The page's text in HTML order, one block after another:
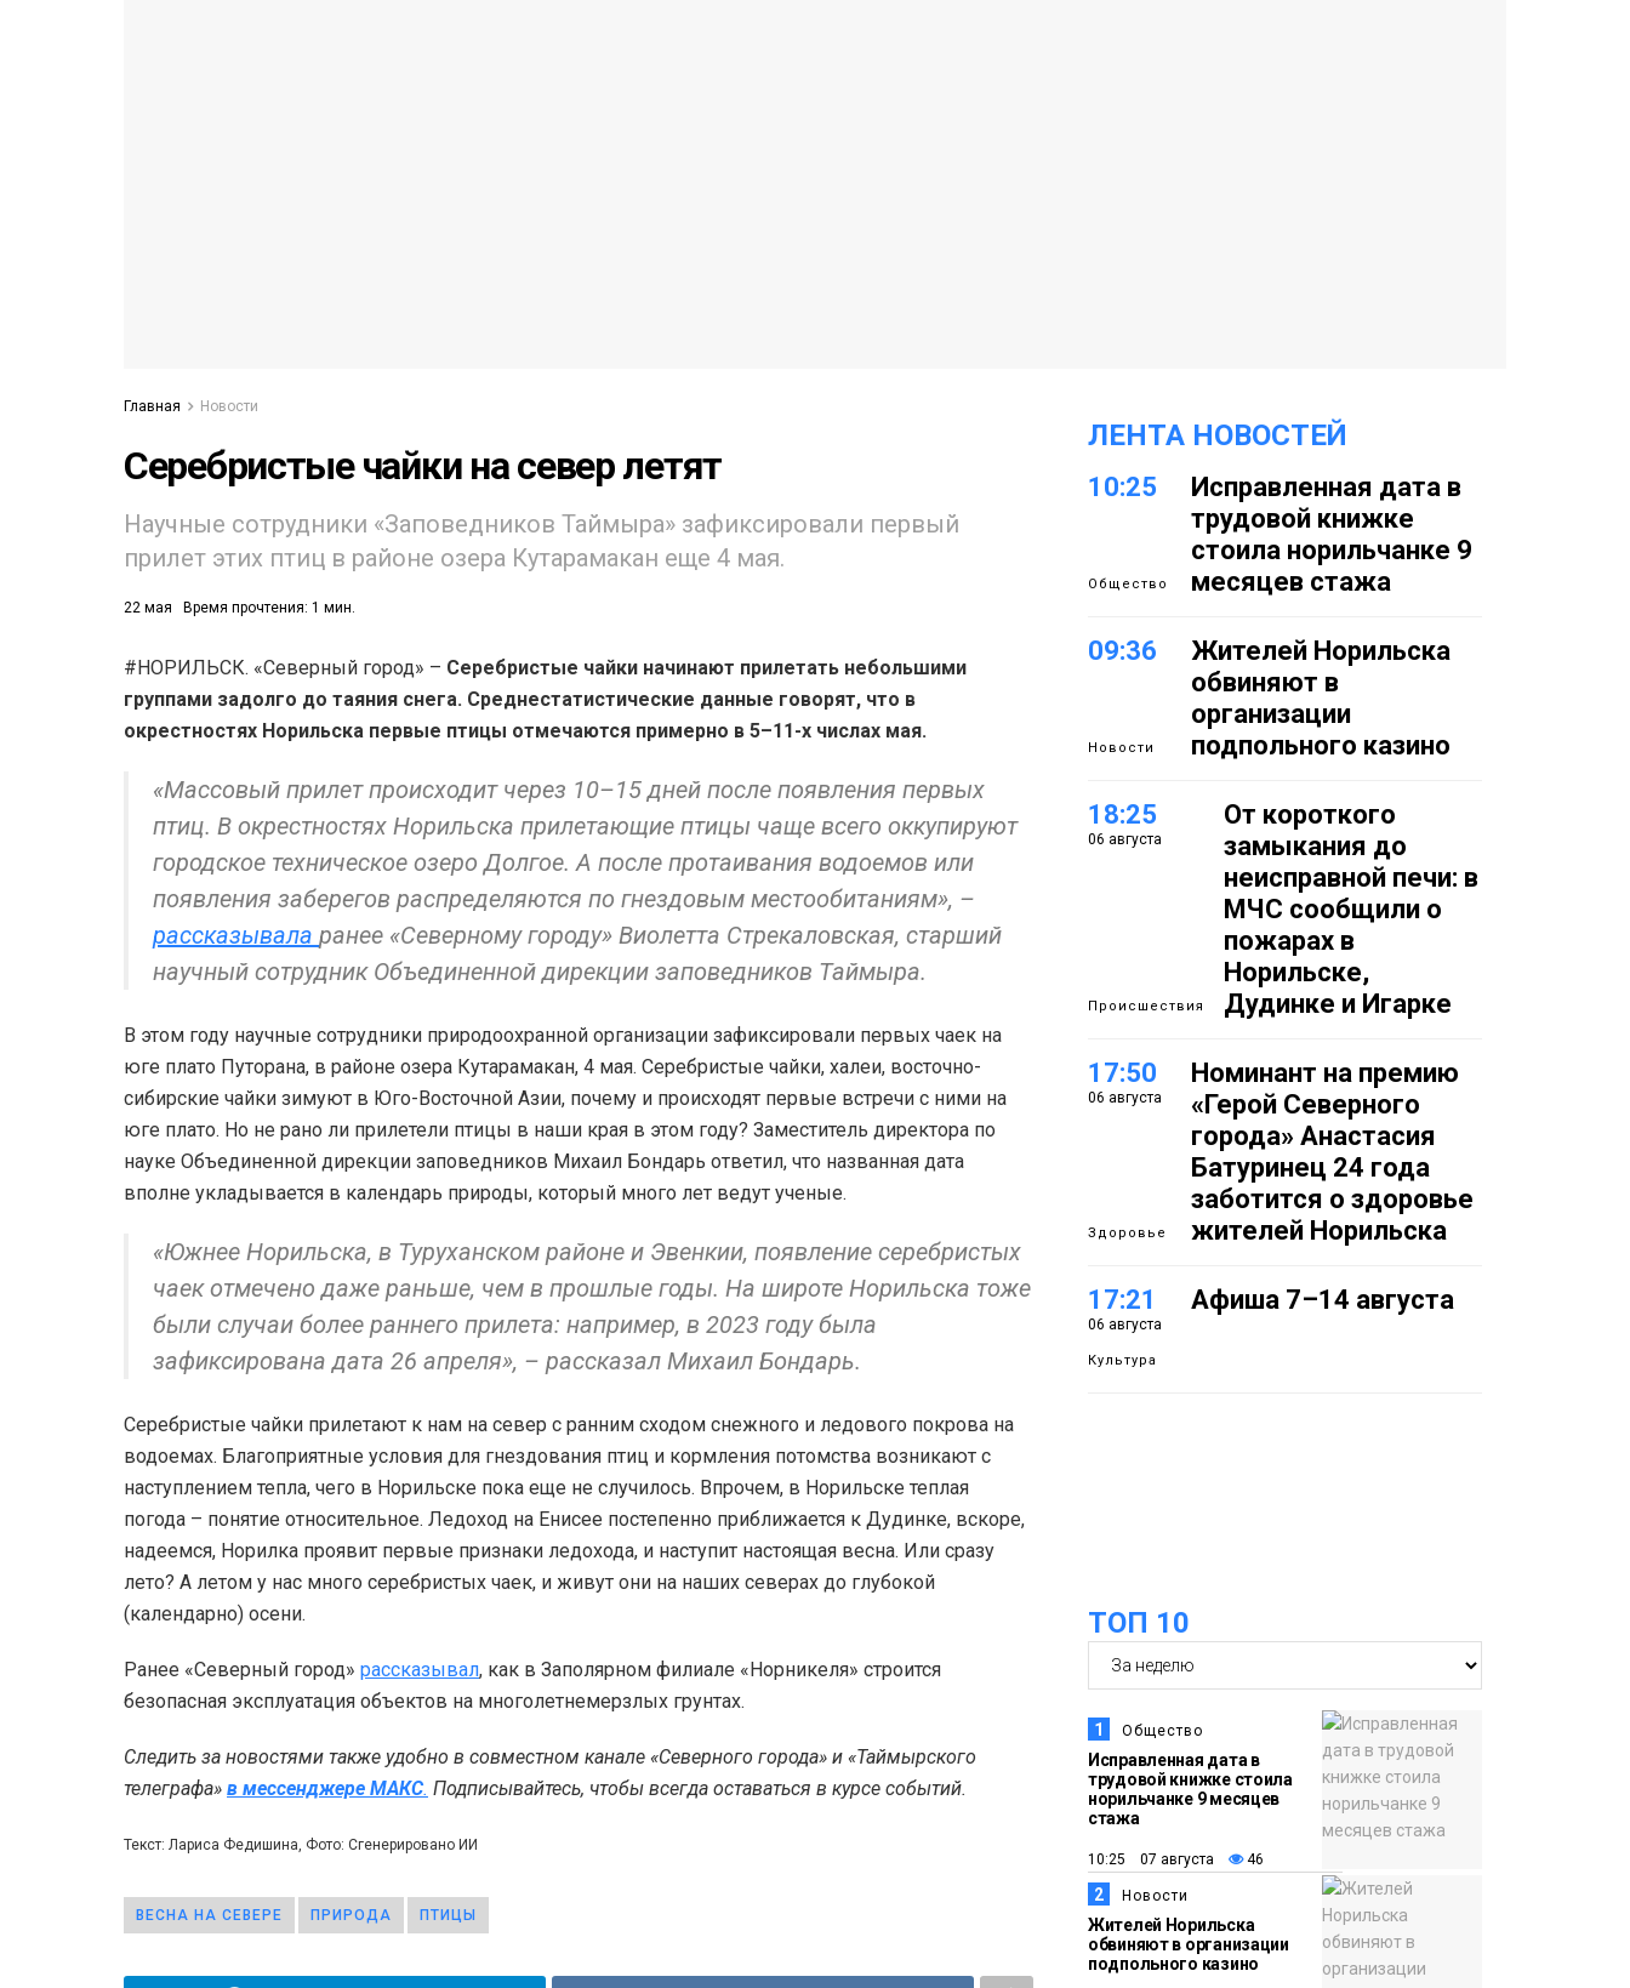
Главная Новости
Серебристые чайки на север летят
Научные сотрудники «Заповедников Таймыра» зафиксировали первый
прилет этих птиц в районе озера Кутарамакан еще 4 мая.
22 мая Время прочтения: 1 мин.
#НОРИЛЬСК. «Северный город» – Серебристые чайки начинают прилетать небольшими
группами задолго до таяния снега. Среднестатистические данные говорят, что в
окрестностях Норильска первые птицы отмечаются примерно в 5–11-х числах мая.
«Массовый прилет происходит через 10–15 дней после появления первых
птиц. В окрестностях Норильска прилетающие птицы чаще всего оккупируют
городское техническое озеро Долгое. А после протаивания водоемов или
появления заберегов распределяются по гнездовым местообитаниям», –
рассказывала ранее «Северному городу» Виолетта Стрекаловская, старший
научный сотрудник Объединенной дирекции заповедников Таймыра.
В этом году научные сотрудники природоохранной организации зафиксировали первых чаек на
юге плато Путорана, в районе озера Кутарамакан, 4 мая. Серебристые чайки, халеи, восточно-
сибирские чайки зимуют в Юго-Восточной Азии, почему и происходят первые встречи с ними на
юге плато. Но не рано ли прилетели птицы в наши края в этом году? Заместитель директора по
науке Объединенной дирекции заповедников Михаил Бондарь ответил, что названная дата
вполне укладывается в календарь природы, который много лет ведут ученые.
«Южнее Норильска, в Туруханском районе и Эвенкии, появление серебристых
чаек отмечено даже раньше, чем в прошлые годы. На широте Норильска тоже
были случаи более раннего прилета: например, в 2023 году была
зафиксирована дата 26 апреля», – рассказал Михаил Бондарь.
Серебристые чайки прилетают к нам на север с ранним сходом снежного и ледового покрова на
водоемах. Благоприятные условия для гнездования птиц и кормления потомства возникают с
наступлением тепла, чего в Норильске пока еще не случилось. Впрочем, в Норильске теплая
погода – понятие относительное. Ледоход на Енисее постепенно приближается к Дудинке, вскоре,
надеемся, Норилка проявит первые признаки ледохода, и наступит настоящая весна. Или сразу
лето? А летом у нас много серебристых чаек, и живут они на наших северах до глубокой
(календарно) осени.
Ранее «Северный город» рассказывал, как в Заполярном филиале «Норникеля» строится
безопасная эксплуатация объектов на многолетнемерзлых грунтах.
Следить за новостями также удобно в совместном канале «Северного города» и «Таймырского
телеграфа» в мессенджере MAКС. Подписывайтесь, чтобы всегда оставаться в курсе событий.
Текст: Лариса Федишина, Фото: Сгенерировано ИИ
ВЕСНА НА СЕВЕРЕ ПРИРОДА ПТИЦЫ
ЛЕНТА НОВОСТЕЙ
10:25
Общество
Исправленная дата в
трудовой книжке
стоила норильчанке 9
месяцев стажа
09:36
Новости
Жителей Норильска
обвиняют в
организации
подпольного казино
18:25
06 августа
Происшествия
От короткого
замыкания до
неисправной печи: в
МЧС сообщили о
пожарах в
Норильске,
Дудинке и Игарке
17:50
06 августа
Здоровье
Номинант на премию
«Герой Северного
города» Анастасия
Батуринец 24 года
заботится о здоровье
жителей Норильска
17:21
06 августа
Культура
Афиша 7–14 августа
15:57
06 августа
Новости
в Норильске: гостей
ждут фестиваль,
квест и многое другое
15:15
Образование
Как устроено
школьное питание в
Норильске: льготы,
меню и порядок
оплаты
ТОП 10
1 Общество
Исправленная дата в
трудовой книжке стоила
норильчанке 9 месяцев
стажа
10:25 07 августа 46
2 Новости
Жителей Норильска
обвиняют в организации
подпольного казино